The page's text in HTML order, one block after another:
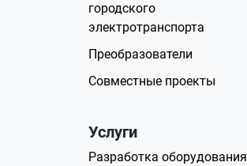
городского
электротранспорта
Преобразователи
Совместные проекты
Услуги
Разработка оборудования